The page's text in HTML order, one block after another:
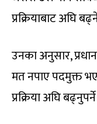
प्रक्रियाबाट अघि
उनका अनुसार,
मत नपाए पदमुक्त
प्रक्रिया अघि